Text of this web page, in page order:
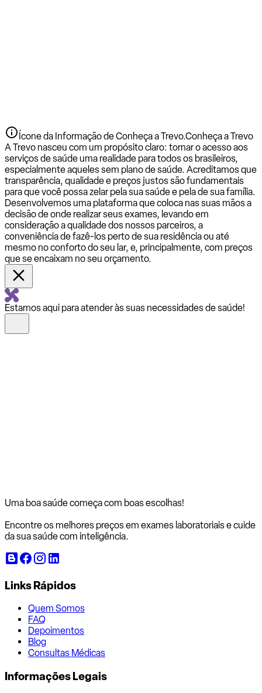
Ícone da Informação de Conheça a Trevo.Conheça a Trevo
A Trevo nasceu com um propósito claro: tornar o acesso aos
serviços de saúde uma realidade para todos os brasileiros,
especialmente aqueles sem plano de saúde. Acreditamos que
transparência, qualidade e preços justos são fundamentais
para que você possa zelar pela sua saúde e pela de sua família.
Desenvolvemos uma plataforma que coloca nas suas mãos a
decisão de onde realizar seus exames, levando em
consideração a qualidade dos nossos parceiros, a
conveniência de fazê-los perto de sua residência ou até
mesmo no conforto do seu lar, e, principalmente, com preços
que se encaixam no seu orçamento.
Estamos aqui para atender às suas necessidades de saúde!
Uma boa saúde começa com boas escolhas!
Encontre os melhores preços em exames laboratoriais e cuide
da sua saúde com inteligência.
Links Rápidos
Quem Somos
FAQ
Depoimentos
Blog
Consultas Médicas
Informações Legais